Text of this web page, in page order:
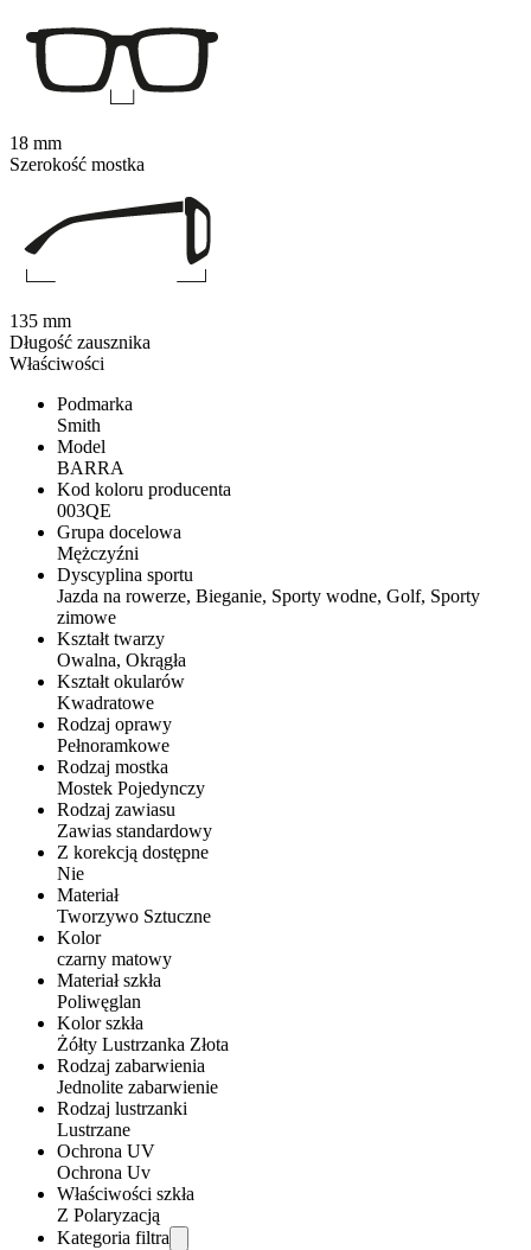
Właściwości
Podmarka
Smith
Model
BARRA
Kod koloru producenta
003QE
Grupa docelowa
Mężczyźni
Dyscyplina sportu
Jazda na rowerze, Bieganie, Sporty wodne, Golf, Sporty
zimowe
Kształt twarzy
Owalna, Okrągła
Kształt okularów
Kwadratowe
Rodzaj oprawy
Pełnoramkowe
Rodzaj mostka
Mostek Pojedynczy
Rodzaj zawiasu
Zawias standardowy
Z korekcją dostępne
Nie
Materiał
Tworzywo Sztuczne
Kolor
czarny matowy
Materiał szkła
Poliwęglan
Kolor szkła
Żółty Lustrzanka Złota
Rodzaj zabarwienia
Jednolite zabarwienie
Rodzaj lustrzanki
Lustrzane
Ochrona UV
Ochrona Uv
Właściwości szkła
Z Polaryzacją
Kategoria filtra
18 mm
Szerokość mostka
135 mm
Długość zausznika